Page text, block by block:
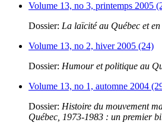
Volume 13, no 3, printemps 2005
Dossier: La laïcité au Québec et
Volume 13, no 2, hiver 2005 (24)
Dossier: Humour et politique au
Volume 13, no 1, automne 2004
Dossier: Histoire du mouvement
Québec, 1973-1983 : un premier